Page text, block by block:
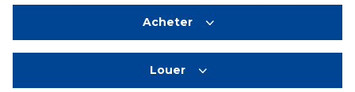
Acheter
Louer